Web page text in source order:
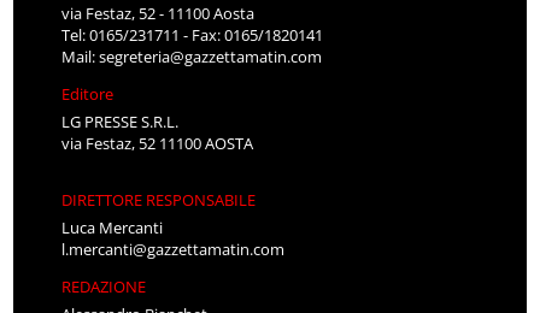
via Festaz, 52 - 11100 Aosta
Tel: 0165/231711 - Fax: 0165/1820141
Mail:segreteria@gazzettamatin.com
Editore
LG PRESSE S.R.L.
via Festaz, 52 11100 AOSTA
DIRETTORE RESPONSABILE
Luca Mercanti
l.mercanti@gazzettamatin.com
REDAZIONE